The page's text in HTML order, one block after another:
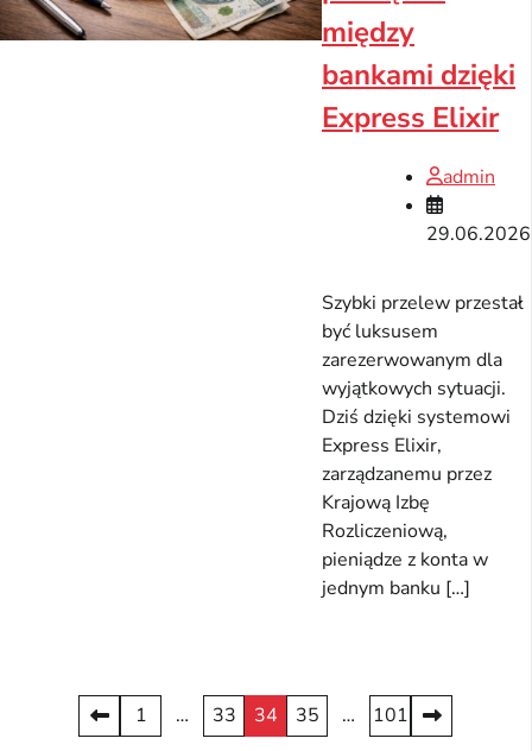
między
bankami dzięki
Express Elixir
admin
29.06.2026
Szybki przelew przestał
być luksusem
zarezerwowanym dla
wyjątkowych sytuacji.
Dziś dzięki systemowi
Express Elixir,
zarządzanemu przez
Krajową Izbę
Rozliczeniową,
pieniądze z konta w
jednym banku […]
Stronicowanie
1 … 33 34 35 … 101